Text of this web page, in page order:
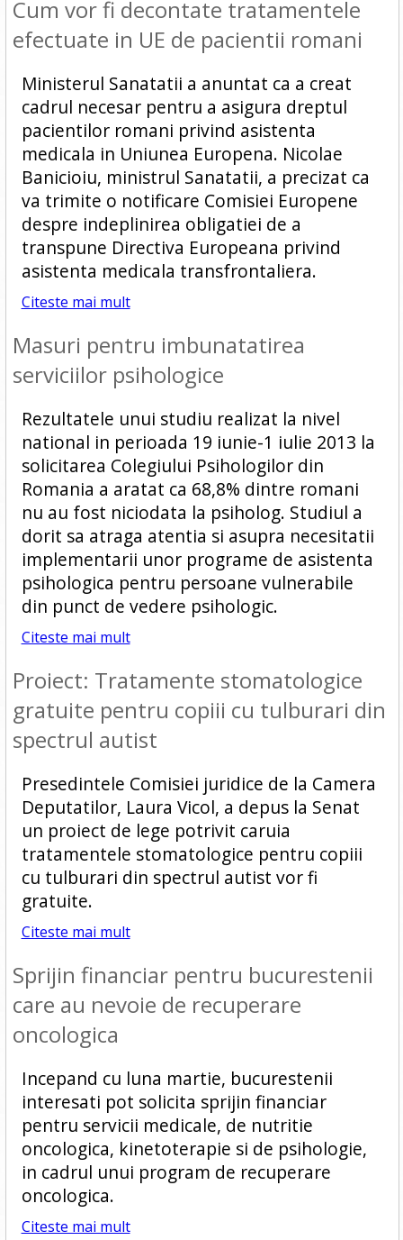
Cum vor fi decontate tratamentele
efectuate in UE de pacientii romani
Ministerul Sanatatii a anuntat ca a creat
cadrul necesar pentru a asigura dreptul
pacientilor romani privind asistenta
medicala in Uniunea Europena. Nicolae
Banicioiu, ministrul Sanatatii, a precizat ca
va trimite o notificare Comisiei Europene
despre indeplinirea obligatiei de a
transpune Directiva Europeana privind
asistenta medicala transfrontaliera.
Citeste mai mult
Masuri pentru imbunatatirea
serviciilor psihologice
Rezultatele unui studiu realizat la nivel
national in perioada 19 iunie-1 iulie 2013 la
solicitarea Colegiului Psihologilor din
Romania a aratat ca 68,8% dintre romani
nu au fost niciodata la psiholog. Studiul a
dorit sa atraga atentia si asupra necesitatii
implementarii unor programe de asistenta
psihologica pentru persoane vulnerabile
din punct de vedere psihologic.
Citeste mai mult
Proiect: Tratamente stomatologice
gratuite pentru copiii cu tulburari din
spectrul autist
Presedintele Comisiei juridice de la Camera
Deputatilor, Laura Vicol, a depus la Senat
un proiect de lege potrivit caruia
tratamentele stomatologice pentru copiii
cu tulburari din spectrul autist vor fi
gratuite.
Citeste mai mult
Sprijin financiar pentru bucurestenii
care au nevoie de recuperare
oncologica
Incepand cu luna martie, bucurestenii
interesati pot solicita sprijin financiar
pentru servicii medicale, de nutritie
oncologica, kinetoterapie si de psihologie,
in cadrul unui program de recuperare
oncologica.
Citeste mai mult